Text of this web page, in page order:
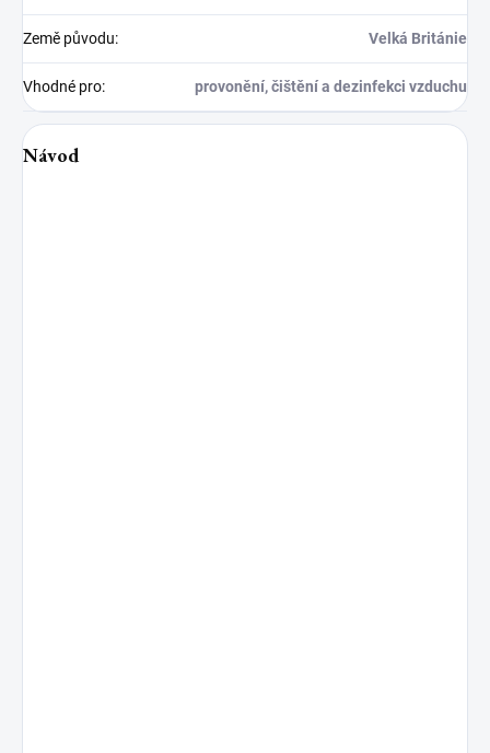
Země původu: Velká Británie
Vhodné pro: provonění, čištění a dezinfekci vzduchu
Návod